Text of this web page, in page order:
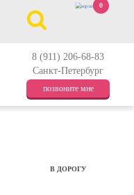
8 (911) 206-68-83
Санкт-Петербург
позвоните мне
0
В ДОРОГУ